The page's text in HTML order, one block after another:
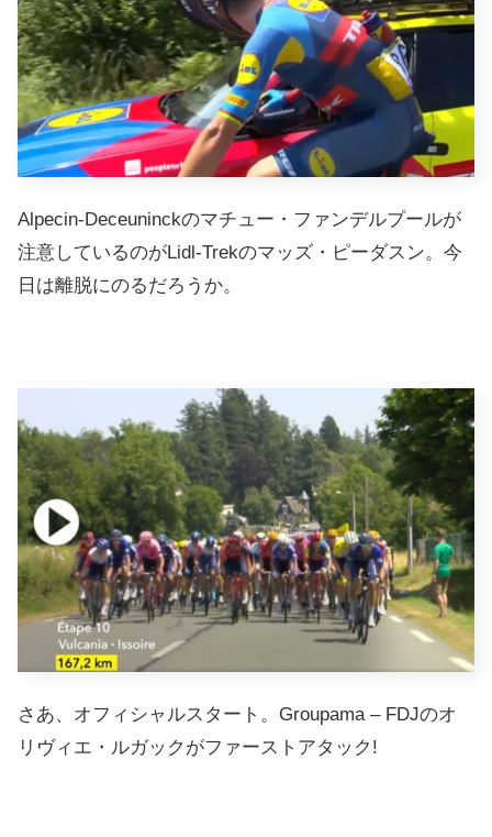
Alpecin-Deceuninckのマチュー・ファンデルプールが
注意しているのがLidl-Trekのマッズ・ピーダスン。今
日は離脱にのるだろうか。
さあ、オフィシャルスタート。Groupama – FDJのオ
リヴィエ・ルガックがファーストアタック!